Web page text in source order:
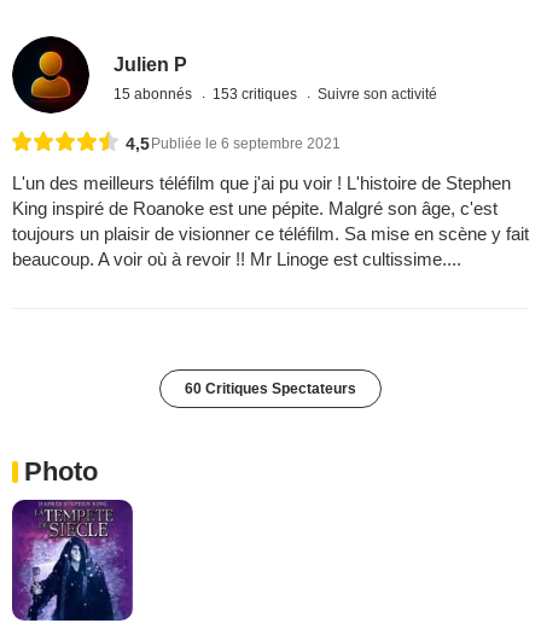
Julien P
15 abonnés 153 critiques Suivre son activité
4,5 Publiée le 6 septembre 2021
L'un des meilleurs téléfilm que j'ai pu voir ! L'histoire de Stephen
King inspiré de Roanoke est une pépite. Malgré son âge, c'est
toujours un plaisir de visionner ce téléfilm. Sa mise en scène y fait
beaucoup. A voir où à revoir !! Mr Linoge est cultissime....
60 Critiques Spectateurs
Photo